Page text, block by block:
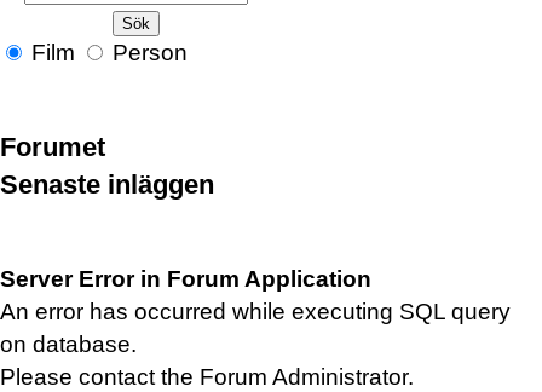
Film Person
Forumet
Senaste inläggen
Server Error in Forum Application
An error has occurred while executing SQL query
on database.
Please contact the Forum Administrator.